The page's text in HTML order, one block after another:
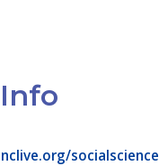
socialscience